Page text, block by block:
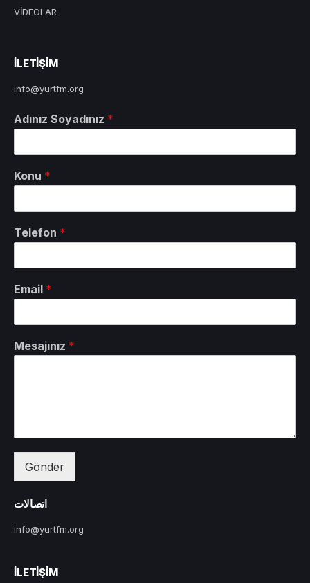
VİDEOLAR
ILETIŞIM
info@yurtfm.org
Adınız Soyadınız *
Konu *
Telefon *
Email *
Mesajınız *
Gönder
اتصالات
info@yurtfm.org
İLETIŞIM